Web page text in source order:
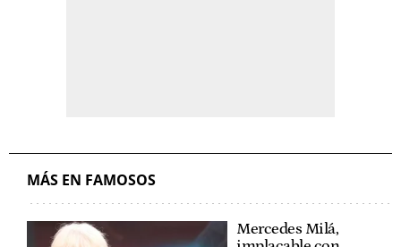
MÁS EN FAMOSOS
Mercedes Milá,